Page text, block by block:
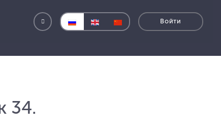
Facebook
34.